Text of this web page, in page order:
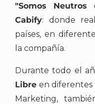
"Somos Neutros
Cabify: donde
países, en
la compañía.
Durante todo el
Libre en diferentes
Marketing,